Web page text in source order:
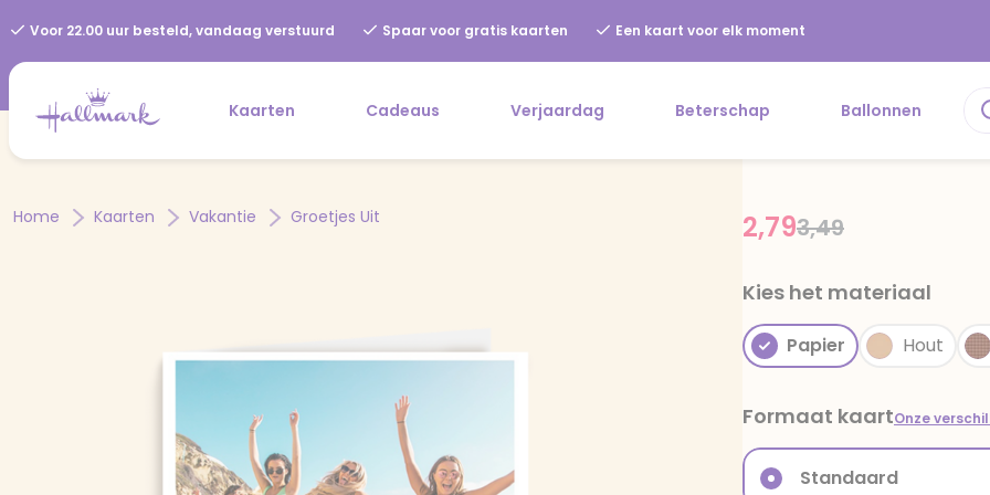
Voor 22.00 uur besteld, vandaag verstuurd Spaar voor gratis kaarten Een kaart voor elk moment
Kaarten Cadeaus Verjaardag Beterschap Ballonnen
Home Kaarten Vakantie Groetjes Uit Price reduced
3,49to
2,79
Kies het materiaal
Papier Hout
Formaat kaartOnze
Standaard